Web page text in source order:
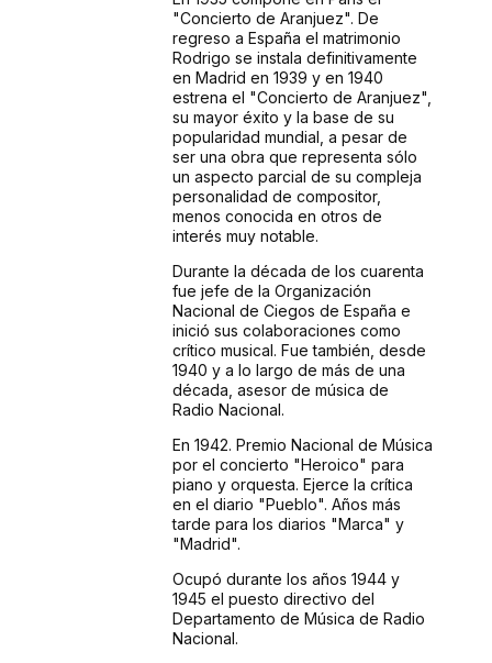
"Concierto de Aranjuez". De
regreso a España el matrimonio
Rodrigo se instala definitivamente
en Madrid en 1939 y en 1940
estrena el "Concierto de Aranjuez",
su mayor éxito y la base de su
popularidad mundial, a pesar de
ser una obra que representa sólo
un aspecto parcial de su compleja
personalidad de compositor,
menos conocida en otros de
interés muy notable.
Durante la década de los cuarenta
fue jefe de la Organización
Nacional de Ciegos de España e
inició sus colaboraciones como
crítico musical. Fue también, desde
1940 y a lo largo de más de una
década, asesor de música de
Radio Nacional.
En 1942. Premio Nacional de Música
por el concierto "Heroico" para
piano y orquesta. Ejerce la crítica
en el diario "Pueblo". Años más
tarde para los diarios "Marca" y
"Madrid".
Ocupó durante los años 1944 y
1945 el puesto directivo del
Departamento de Música de Radio
Nacional.